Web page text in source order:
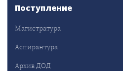
Поступление
Магистратура
Аспирантура
Архив ДОД